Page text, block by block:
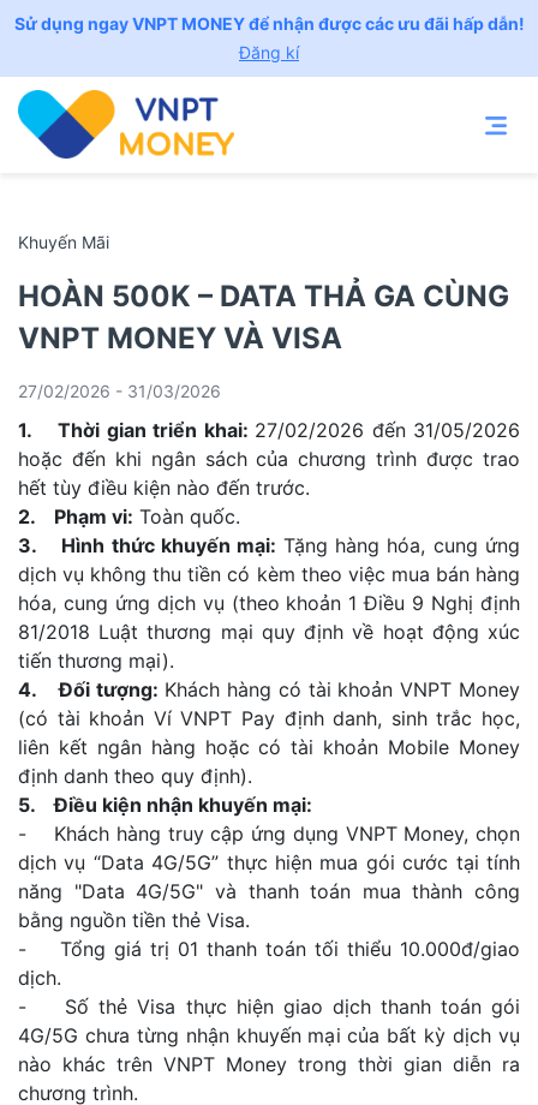
Sử dụng ngay VNPT MONEY để nhận được các ưu đãi hấp dẫn!
Đăng kí
Khuyến Mãi
HOÀN 500K – DATA THẢ GA CÙNG
VNPT MONEY VÀ VISA
27/02/2026 - 31/03/2026
1. Thời gian triển khai: 27/02/2026 đến 31/05/2026
hoặc đến khi ngân sách của chương trình được trao
hết tùy điều kiện nào đến trước.
2. Phạm vi: Toàn quốc.
3. Hình thức khuyến mại: Tặng hàng hóa, cung ứng
dịch vụ không thu tiền có kèm theo việc mua bán hàng
hóa, cung ứng dịch vụ (theo khoản 1 Điều 9 Nghị định
81/2018 Luật thương mại quy định về hoạt động xúc
tiến thương mại).
4. Đối tượng: Khách hàng có tài khoản VNPT Money
(có tài khoản Ví VNPT Pay định danh, sinh trắc học,
liên kết ngân hàng hoặc có tài khoản Mobile Money
định danh theo quy định).
5. Điều kiện nhận khuyến mại:
- Khách hàng truy cập ứng dụng VNPT Money, chọn
dịch vụ “Data 4G/5G” thực hiện mua gói cước tại tính
năng "Data 4G/5G" và thanh toán mua thành công
bằng nguồn tiền thẻ Visa.
- Tổng giá trị 01 thanh toán tối thiểu 10.000đ/giao
dịch.
- Số thẻ Visa thực hiện giao dịch thanh toán gói
4G/5G chưa từng nhận khuyến mại của bất kỳ dịch vụ
nào khác trên VNPT Money trong thời gian diễn ra
chương trình.